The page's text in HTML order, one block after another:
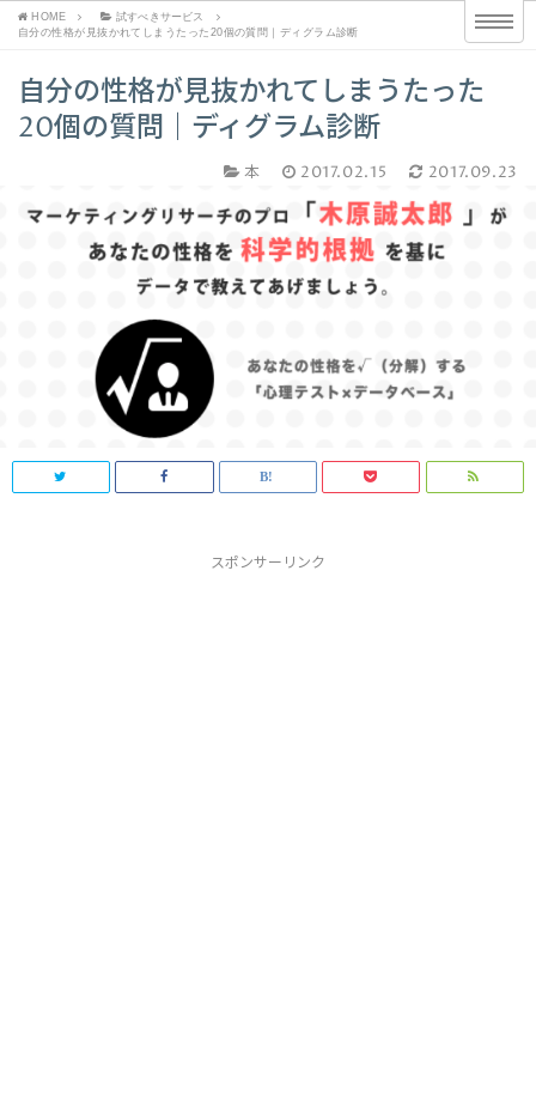
HOME
試すべきサービス
自分の性格が見抜かれてしまうたった20個の質問｜ディグラム診断
自分の性格が見抜かれてしまうたった
20個の質問｜ディグラム診断
本 2017.02.15 2017.09.23
スポンサーリンク